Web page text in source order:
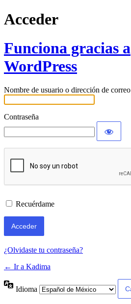
Acceder
Funciona gracias a
WordPress
Nombre de usuario o dirección de correo
Contraseña
Recuérdame
¿Olvidaste tu contraseña?
← Ir a Kadima
Idioma